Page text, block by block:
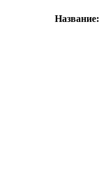
Название: